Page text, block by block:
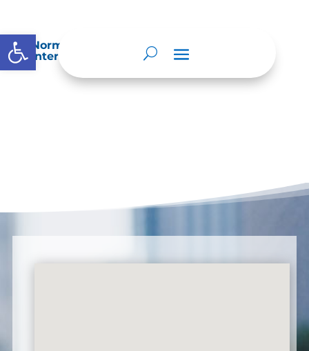
Abrir barra de herramientas
Normatividad especial que les aplique de
interés.